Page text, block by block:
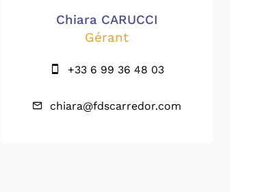
Chiara CARUCCI
Gérant
+33 6 99 36 48 03
chiara@fdscarredor.com